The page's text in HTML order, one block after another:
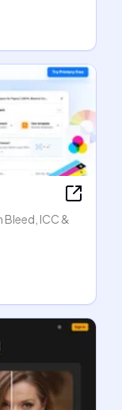
Bleed, ICC &